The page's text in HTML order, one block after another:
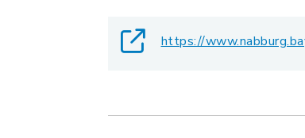
https://